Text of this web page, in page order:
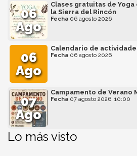
06
Ago
Clases gratuitas de
la Sierra del Rincón
Fecha 06 agosto 2026
06
Ago
Calendario de
Fecha 06 agosto 2026
07
Ago
Campamento de Verano
Fecha 07 agosto 2026, 10:00
Lo más visto